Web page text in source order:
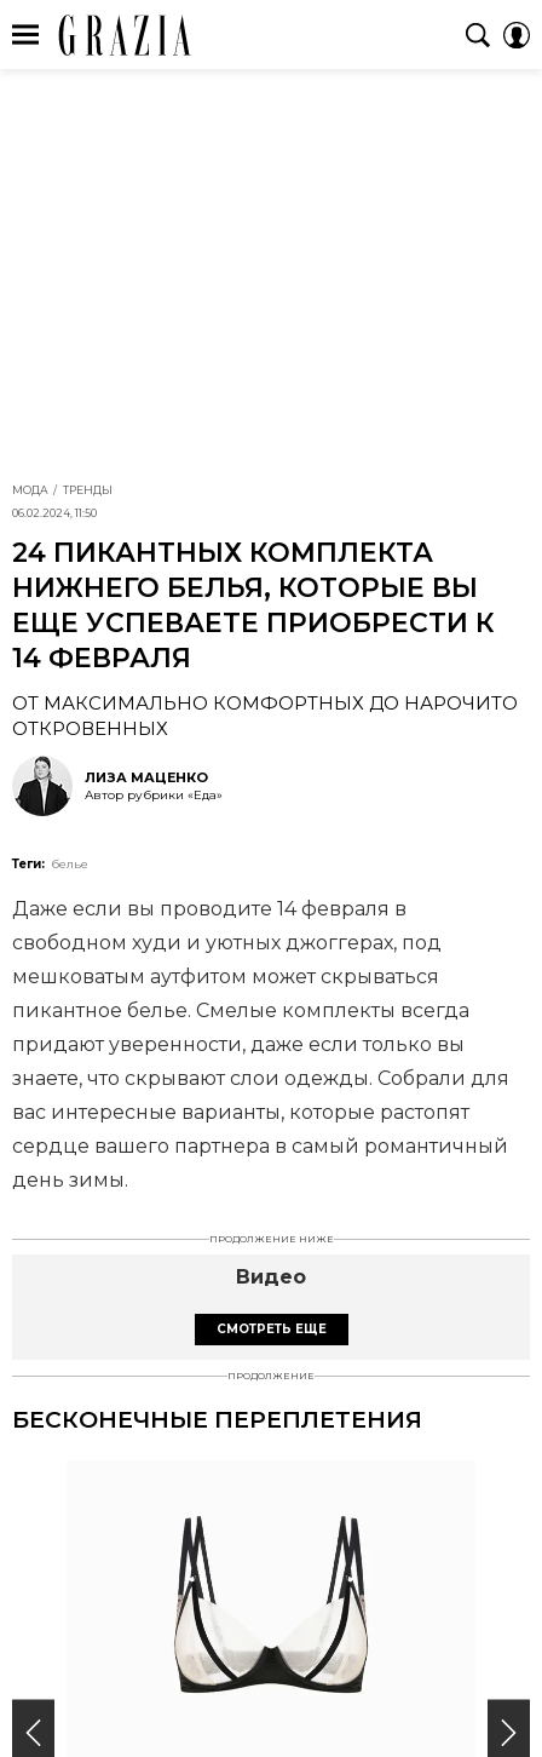
МОДА
ТРЕНДЫ
06.02.2024, 11:50
24 ПИКАНТНЫХ КОМПЛЕКТА
НИЖНЕГО БЕЛЬЯ, КОТОРЫЕ ВЫ
ЕЩЕ УСПЕВАЕТЕ ПРИОБРЕСТИ К
14 ФЕВРАЛЯ
ОТ МАКСИМАЛЬНО КОМФОРТНЫХ ДО НАРОЧИТО
ОТКРОВЕННЫХ
ЛИЗА МАЦЕНКО
Автор рубрики «Еда»
Теги: белье
Даже если вы проводите 14 февраля в
свободном худи и уютных джоггерах, под
мешковатым аутфитом может скрываться
пикантное белье. Смелые комплекты всегда
придают уверенности, даже если только вы
знаете, что скрывают слои одежды. Собрали для
вас интересные варианты, которые растопят
сердце вашего партнера в самый романтичный
день зимы.
ПРОДОЛЖЕНИЕ НИЖЕ
Видео
СМОТРЕТЬ ЕЩЕ
ПРОДОЛЖЕНИЕ
БЕСКОНЕЧНЫЕ ПЕРЕПЛЕТЕНИЯ